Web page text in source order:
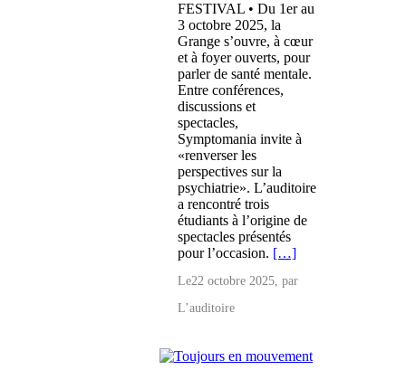
FESTIVAL • Du 1er au
3 octobre 2025, la
Grange s’ouvre, à cœur
et à foyer ouverts, pour
parler de santé mentale.
Entre conférences,
discussions et
spectacles,
Symptomania invite à
«renverser les
perspectives sur la
psychiatrie». L’auditoire
a rencontré trois
étudiants à l’origine de
spectacles présentés
pour l’occasion. […]
Le22 octobre 2025, par
L’auditoire